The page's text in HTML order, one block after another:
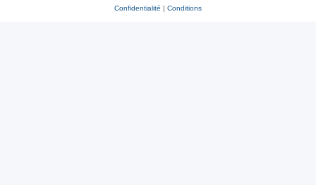
Confidentialité | Conditions